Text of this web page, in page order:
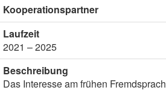
Kooperationspartner
Laufzeit
2021 – 2025
Beschreibung
Das Interesse am frühen